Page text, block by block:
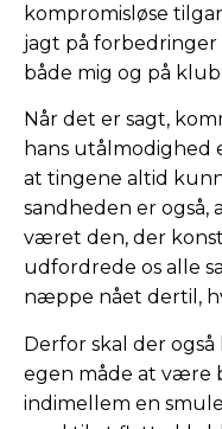
kompromisløse
jagt på
både mig og på
Når det er sagt,
hans utålmodighed
at tingene altid
sandheden er også,
været den, der
udfordrede os alle
næppe nået dertil,
Derfor skal der
egen måde at være
indimellem en